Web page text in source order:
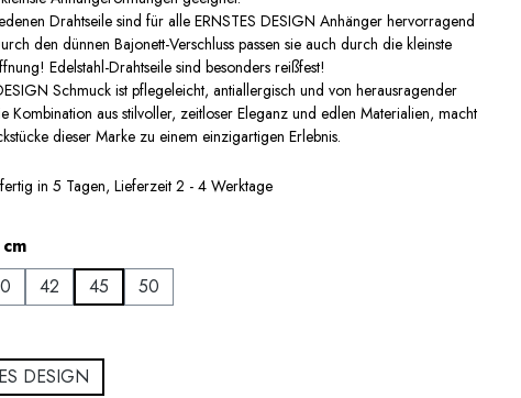
Drahtseile sind für alle ERNSTES DESIGN Anhänger hervorragend
den dünnen Bajonett-Verschluss passen sie auch durch die kleinste
Edelstahl-Drahtseile sind besonders reißfest!
Schmuck ist pflegeleicht, antiallergisch und von herausragender
Kombination aus stilvoller, zeitloser Eleganz und edlen Materialien, macht
dieser Marke zu einem einzigartigen Erlebnis.
in 5 Tagen, Lieferzeit 2 - 4 Werktage
auswählen
ist zurzeit nicht verfügbar.)
42 45
50
DESIGN